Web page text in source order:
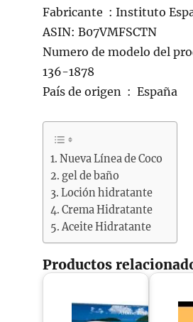
Fabricante ‏ : Instituto
ASIN: B07VMFSCTN
Numero de modelo del
136-1878
País de origen ‏ : ‎ España
Nueva Línea de Coco
gel de baño
Loción hidratante
Crema Hidratante
Aceite Hidratante
Productos